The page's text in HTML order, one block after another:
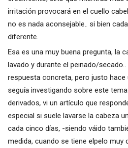
irritación provocará en el cuello
no es nada aconsejable.. si bien
diferente.
Esa es una muy buena pregunta, la
lavado y durante el peinado/
respuesta concreta, pero justo
seguía investigando sobre este
derivados, vi un artículo que
especial si suele lavarse la cabeza
cada cinco días, -siendo váido
medida, cuando se tiene elpelo